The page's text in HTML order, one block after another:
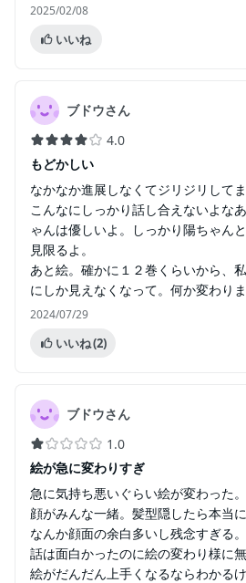
2025/02/08
いいね
ブドウさん
4.0
もどかしい
なかなか進展しなくてジリジリして
こんなにしっかり話し合えないよな
ゃんは優しいよ。しっかり陽ちゃん
見限るよ。
あと絵。確かに１２巻くらいから、
にしか見えなくなって。何か変わりま
2024/07/29
いいね(2)
ブドウさん
1.0
絵が急に変わりすぎ
急に気持ち悪いぐらい絵が変わった。
顔がみんな一緒。髪型隠したら本当に
なんか顔面の余白多いし残念すぎる。
話は面白かったのに絵の変わり様に無
絵がだんだん上手くなるならわかる